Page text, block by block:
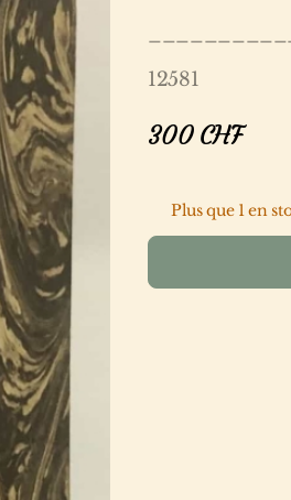
12581
300CHF
Plus que 1 en